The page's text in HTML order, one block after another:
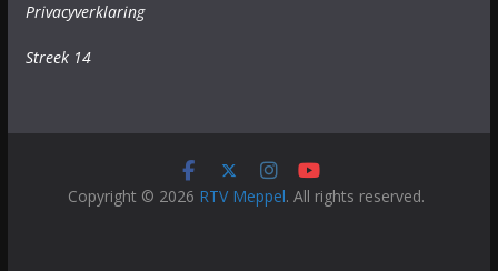
Privacyverklaring
Streek 14
Copyright © 2026 RTV Meppel. All rights reserved.